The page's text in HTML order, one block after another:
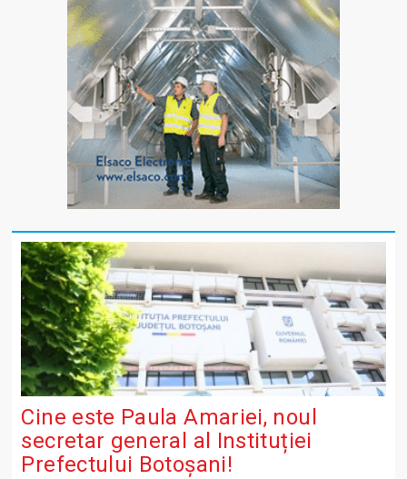
Cine este Paula Amariei, noul
secretar general al Instituției
Prefectului Botoșani!